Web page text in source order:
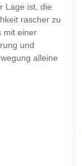
Lage ist, die
rascher zu
mit einer
und
alleine